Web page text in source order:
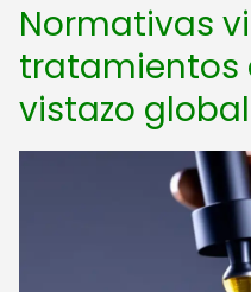
Normativas
tratamientos
vistazo global